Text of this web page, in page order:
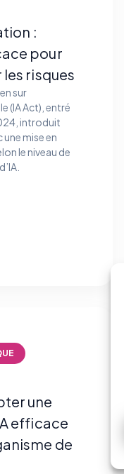
:
pour
risques
sur
(IA Act), entré
introduit
mise en
le niveau de
une
efficace
de